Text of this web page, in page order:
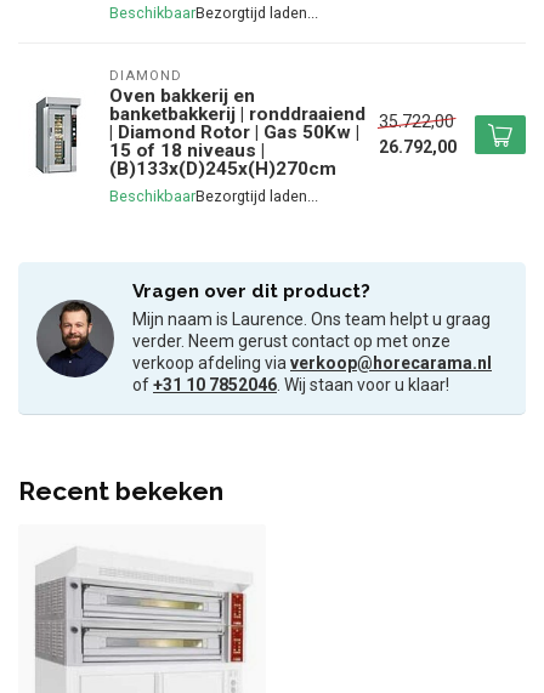
Beschikbaar
DIAMOND
Oven bakkerij en
banketbakkerij | ronddraaiend
| Diamond Rotor | Gas 50Kw |
15 of 18 niveaus |
(B)133x(D)245x(H)270cm
Beschikbaar
35.722,00
26.792,00
Vragen over dit product?
Mijn naam is Laurence. Ons team helpt u graag
verder. Neem gerust contact op met onze
verkoop afdeling viaverkoop@horecarama.nl
of+31 10 7852046. Wij staan voor u klaar!
Recent bekeken